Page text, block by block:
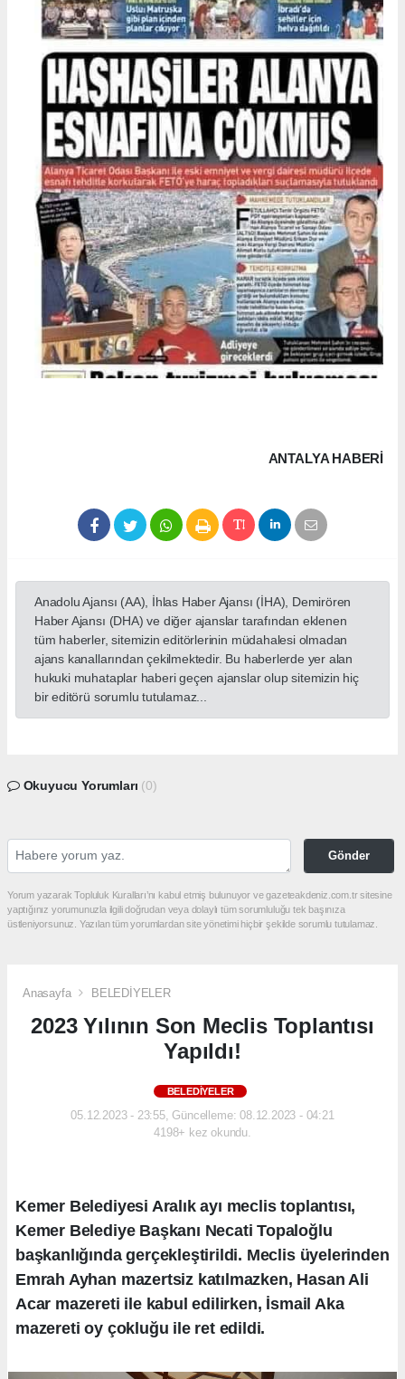
ANTALYA HABERİ
Anadolu Ajansı (AA), İhlas Haber Ajansı (İHA), Demirören
Haber Ajansı (DHA) ve diğer ajanslar tarafından eklenen
tüm haberler, sitemizin editörlerinin müdahalesi olmadan
ajans kanallarından çekilmektedir. Bu haberlerde yer alan
hukuki muhataplar haberi geçen ajanslar olup sitemizin hiç
bir editörü sorumlu tutulamaz...
Okuyucu Yorumları (0)
Gönder
Yorum yazarak Topluluk Kuralları’nı kabul etmiş bulunuyor ve gazeteakdeniz.com.tr sitesine
yaptığınız yorumunuzla ilgili doğrudan veya dolaylı tüm sorumluluğu tek başınıza
üstleniyorsunuz. Yazılan tüm yorumlardan site yönetimi hiçbir şekilde sorumlu tutulamaz.
Anasayfa BELEDİYELER
2023 Yılının Son Meclis Toplantısı
Yapıldı!
BELEDİYELER
05.12.2023 - 23:55, Güncelleme: 08.12.2023 - 04:21
4198+ kez okundu.
Kemer Belediyesi Aralık ayı meclis toplantısı,
Kemer Belediye Başkanı Necati Topaloğlu
başkanlığında gerçekleştirildi. Meclis üyelerinden
Emrah Ayhan mazertsiz katılmazken, Hasan Ali
Acar mazereti ile kabul edilirken, İsmail Aka
mazereti oy çokluğu ile ret edildi.